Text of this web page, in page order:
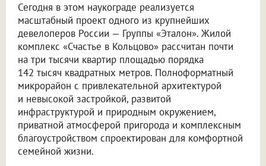
Сегодня в этом наукограде реализуется
масштабный проект одного из крупнейших
девелоперов России — Группы «Эталон». Жилой
комплекс «Счастье в Кольцово» рассчитан почти
на три тысячи квартир площадью порядка
142 тысяч квадратных метров. Полноформатный
микрорайон с привлекательной архитектурой
и невысокой застройкой, развитой
инфраструктурой и природным окружением,
приватной атмосферой пригорода и комплексным
благоустройством спроектирован для комфортной
семейной жизни.